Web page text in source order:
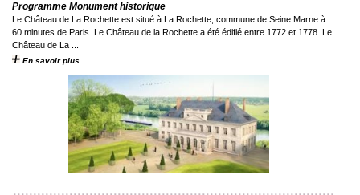
Programme Monument historique
Le Château de La Rochette est situé à La Rochette, commune de Seine Marne à
60 minutes de Paris. Le Château de la Rochette a été édifié entre 1772 et 1778. Le
Château de La ...
En savoir plus